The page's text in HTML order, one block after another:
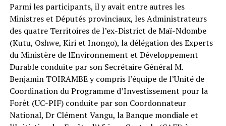
Parmi les participants, il y avait entre autres les
Ministres et Députés provinciaux, les Administrateurs
des quatre Territoires de l’ex-District de Maï-Ndombe
(Kutu, Oshwe, Kiri et Inongo), la délégation des Experts
du Ministère de lEnvironnement et Développement
Durable conduite par son Secrétaire Général M.
Benjamin TOIRAMBE y compris l’équipe de l’Unité de
Coordination du Programme d’Investissement pour la
Forêt (UC-PIF) conduite par son Coordonnateur
National, Dr Clément Vangu, la Banque mondiale et